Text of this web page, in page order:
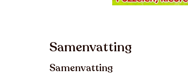
Samenvatting
Samenvatting